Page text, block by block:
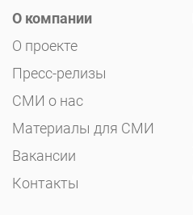
О компании
О проекте
Пресс-релизы
СМИ о нас
Материалы для СМИ
Вакансии
Контакты